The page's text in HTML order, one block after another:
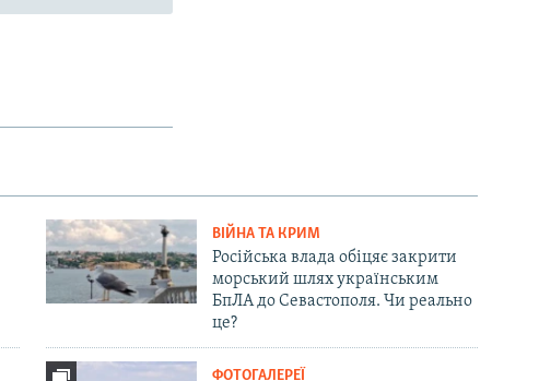
ВІЙНА ТА КРИМ
Російська влада обіцяє закрити
морський шлях українським
БпЛА до Севастополя. Чи реально
це?
ФОТОГАЛЕРЕЇ